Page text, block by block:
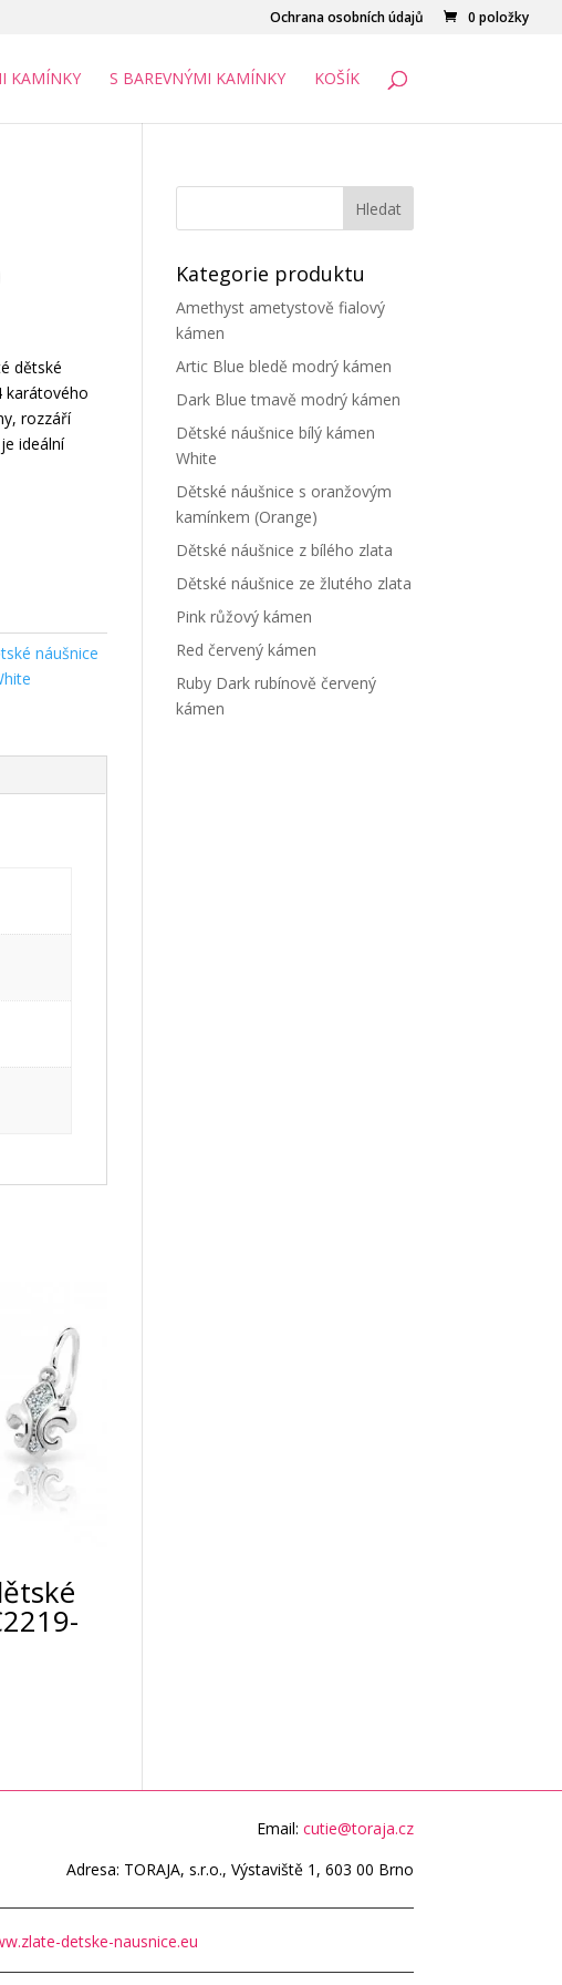
Ochrana osobních údajů 0 položky
KAMÍNKY S BAREVNÝMI KAMÍNKY KOŠÍK
dětské
karátového
rozzáří
ideální
náušnice
Kategorie produktu
Amethyst ametystově fialový
kámen
Artic Blue bledě modrý kámen
Dark Blue tmavě modrý kámen
Dětské náušnice bílý kámen
White
Dětské náušnice s oranžovým
kamínkem (Orange)
Dětské náušnice z bílého zlata
Dětské náušnice ze žlutého zlata
Pink růžový kámen
Red červený kámen
Ruby Dark rubínově červený
kámen
Email: cutie@toraja.cz
Adresa: TORAJA, s.r.o., Výstaviště 1, 603 00 Brno
detske-nausnice.eu